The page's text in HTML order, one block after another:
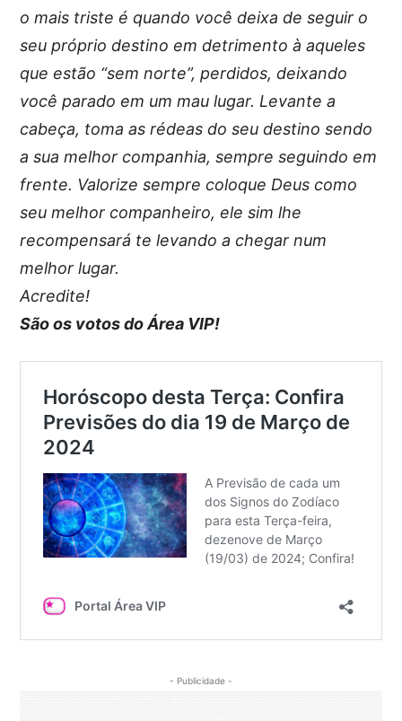
o mais triste é quando você deixa de seguir o
seu próprio destino em detrimento à aqueles
que estão “sem norte”, perdidos, deixando
você parado em um mau lugar. Levante a
cabeça, toma as rédeas do seu destino sendo
a sua melhor companhia, sempre seguindo em
frente. Valorize sempre coloque Deus como
seu melhor companheiro, ele sim lhe
recompensará te levando a chegar num
melhor lugar.
Acredite!
São os votos do Área VIP!
- Publicidade -